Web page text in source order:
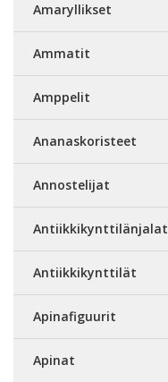
Amaryllikset
Ammatit
Amppelit
Ananaskoristeet
Annostelijat
Antiikkikynttilänjalat
Antiikkikynttilät
Apinafiguurit
Apinat